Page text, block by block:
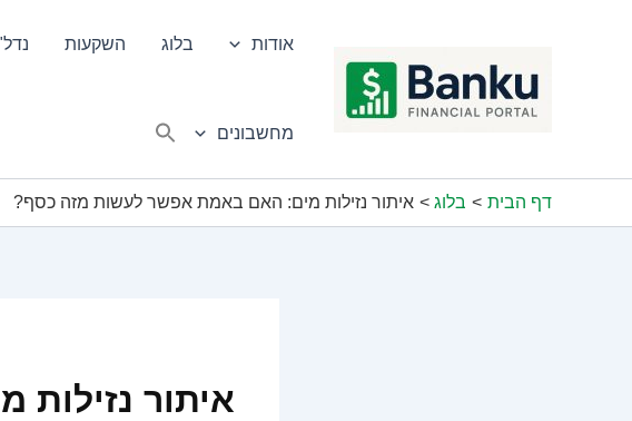
אודות בלוג השקעות
מחשבונים
דף הבית בלוג איתור נזילות מים: האם באמת אפשר לעשות מזה כסף?
איתור